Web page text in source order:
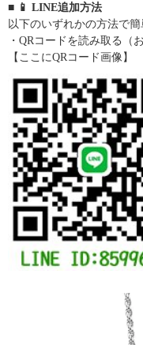
■ 📱 LINE追加方法
以下のいずれかの方法で
・QRコードを読み取る（
【ここにQRコード画像】